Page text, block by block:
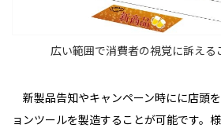
広い範囲で消費者の視覚に訴える
新製品告知やキャンペーン時にに店頭
ョンツールを製造することが可能です。